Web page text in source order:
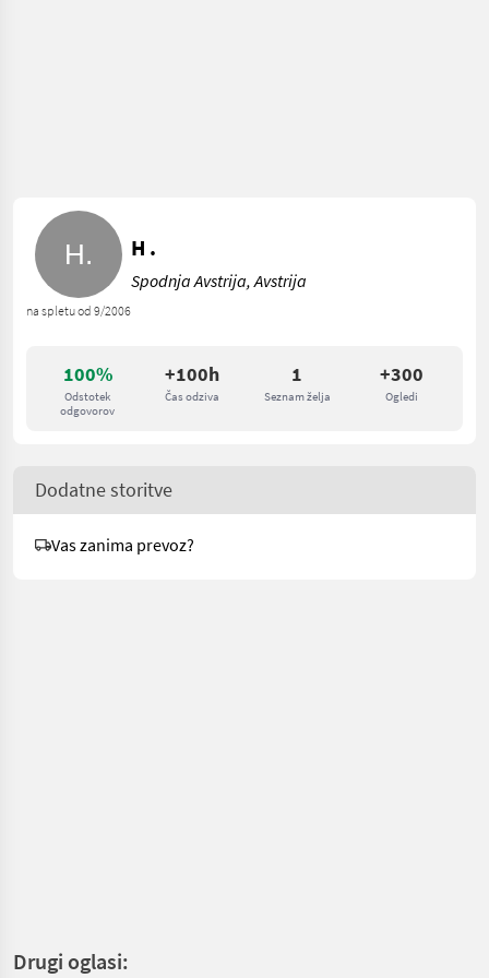
100%
Odstotek
odgovorov
+100h
Čas odziva
1
Seznam želja
+300
Ogledi
na spletu od 9/2006
H .
Spodnja Avstrija, Avstrija
Dodatne storitve
Vas zanima prevoz?
Drugi oglasi: